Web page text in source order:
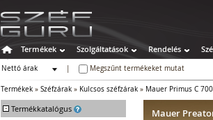
Termékek Szolgáltatások Rendelés
Nettó árak
Megszűnt termékeket mutat
Termékek » Széfzárak » Kulcsos széfzárak » Mauer Primus C
- Termékkatalógus
Mauer